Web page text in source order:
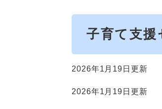
子育て支
2026年1月19日更新
2026年1月19日更新